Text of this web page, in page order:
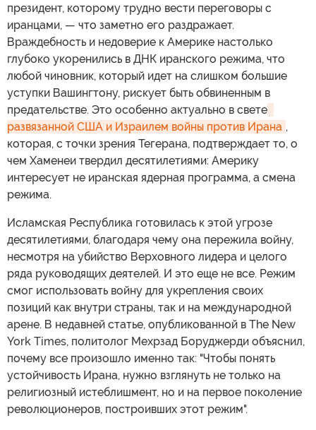
президент, которому трудно вести переговоры с
иранцами, — что заметно его раздражает.
Враждебность и недоверие к Америке настолько
глубоко укоренились в ДНК иранского режима, что
любой чиновник, который идет на слишком большие
уступки Вашингтону, рискует быть обвиненным в
предательстве. Это особенно актуально в свете
развязанной США и Израилем войны против Ирана ,
которая, с точки зрения Тегерана, подтверждает то, о
чем Хаменеи твердил десятилетиями: Америку
интересует не иранская ядерная программа, а смена
режима.
Исламская Республика готовилась к этой угрозе
десятилетиями, благодаря чему она пережила войну,
несмотря на убийство Верховного лидера и целого
ряда руководящих деятелей. И это еще не все. Режим
смог использовать войну для укрепления своих
позиций как внутри страны, так и на международной
арене. В недавней статье, опубликованной в The New
York Times, политолог Мехрзад Боруджерди объяснил,
почему все произошло именно так: "Чтобы понять
устойчивость Ирана, нужно взглянуть не только на
религиозный истеблишмент, но и на первое поколение
революционеров, построивших этот режим".